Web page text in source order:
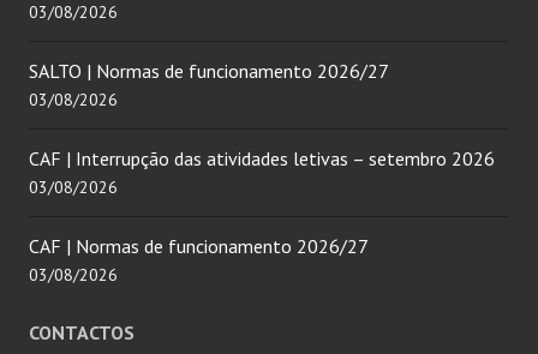
03/08/2026
SALTO | Normas de funcionamento 2026/27
03/08/2026
CAF | Interrupção das atividades letivas – setembro 2026
03/08/2026
CAF | Normas de funcionamento 2026/27
03/08/2026
CONTACTOS